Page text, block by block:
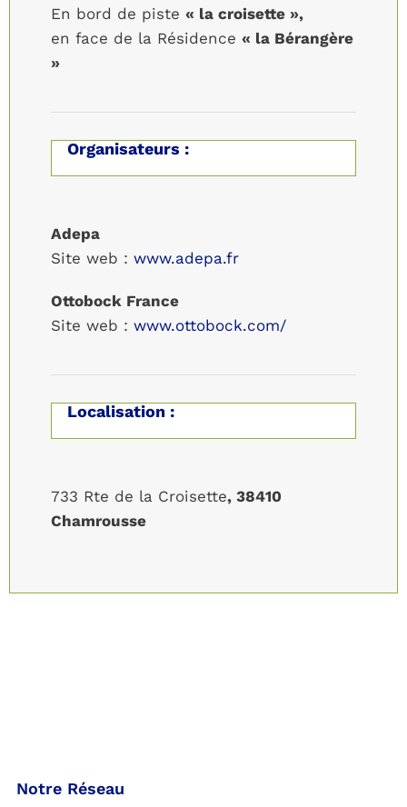
En bord de piste « la croisette »,
en face de la Résidence « la Bérangère
»
Organisateurs :
Adepa
Site web : www.adepa.fr
Ottobock France
Site web : www.ottobock.com/
Localisation :
733 Rte de la Croisette, 38410
Chamrousse
Notre Réseau